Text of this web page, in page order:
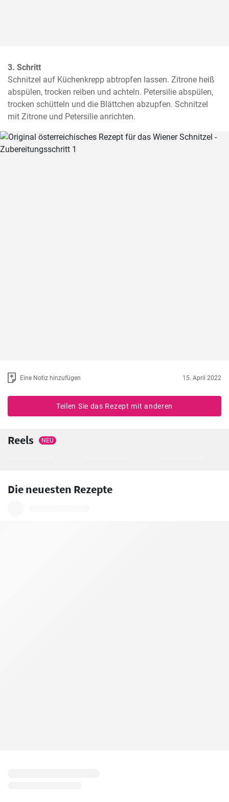
3. Schritt
Schnitzel auf Küchenkrepp abtropfen lassen. Zitrone heiß
abspülen, trocken reiben und achteln. Petersilie abspülen,
trocken schütteln und die Blättchen abzupfen. Schnitzel
mit Zitrone und Petersilie anrichten.
Eine Notiz hinzufügen 15. April 2022
Teilen Sie das Rezept mit anderen
Reels NEU
Die neuesten Rezepte